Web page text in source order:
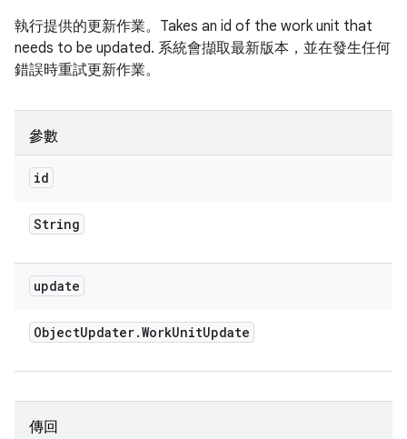
執行提供的更新作業。Takes an id of the work unit that
needs to be updated. 系統會擷取最新版本，並在發生任何
錯誤時重試更新作業。
參數
id
String
update
ObjectUpdater.WorkUnitUpdate
傳回